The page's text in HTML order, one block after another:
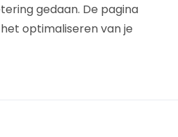
gedaan. De pagina
optimaliseren van je